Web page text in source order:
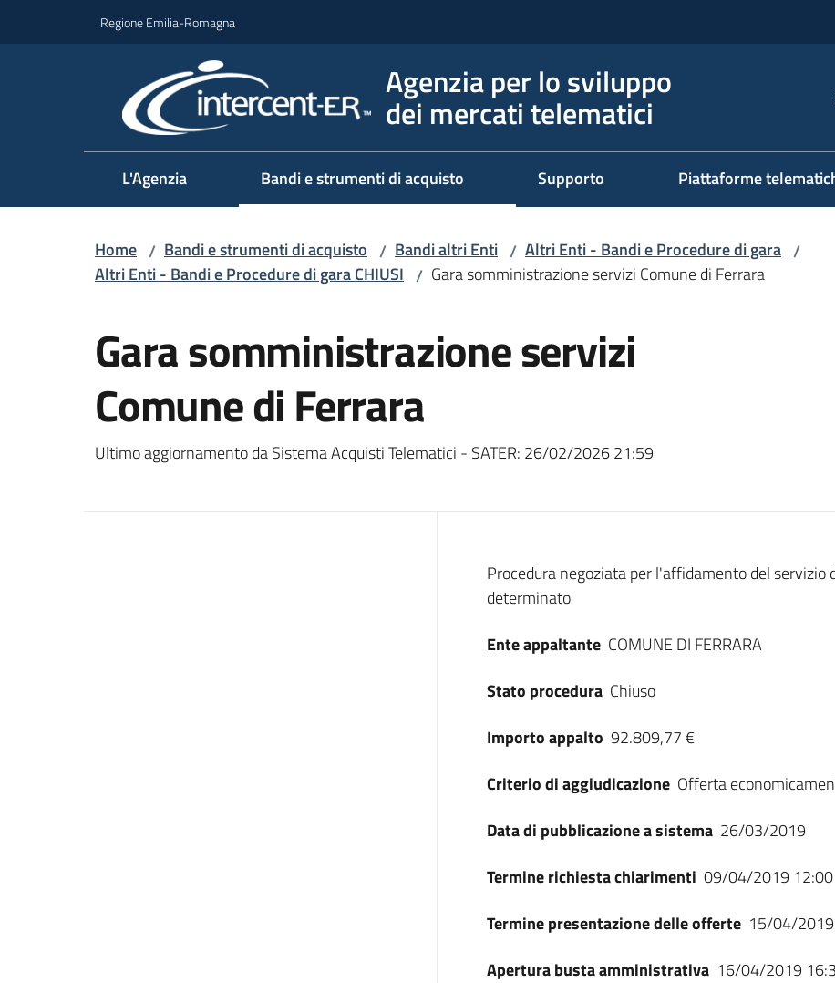
Regione Emilia-Romagna
Agenzia per lo sviluppo
dei mercati telematici
L'Agenzia Bandi e strumenti di acquisto Supporto Piattaforme
Home / Bandi e strumenti di acquisto / Bandi altri Enti / Altri Enti - Bandi e Procedure di gara /
Altri Enti - Bandi e Procedure di gara CHIUSI / Gara somministrazione servizi Comune di Ferrara
Gara somministrazione servizi
Comune di Ferrara
Ultimo aggiornamento da Sistema Acquisti Telematici - SATER: 26/02/2026 21:59
Dati del bando
Procedura negoziata per l'affidamento del
determinato
Ente appaltante COMUNE DI FERRARA
Stato procedura Chiuso
Importo appalto 92.809,77 €
Criterio di aggiudicazione Offerta
Data di pubblicazione a sistema 26/03/2019
Termine richiesta chiarimenti 09/04/2019 12:00
Termine presentazione delle offerte 15/04/
Apertura busta amministrativa 16/04/2019